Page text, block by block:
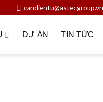
candientu@astecgroup.vn
DỰ ÁN TIN TỨC